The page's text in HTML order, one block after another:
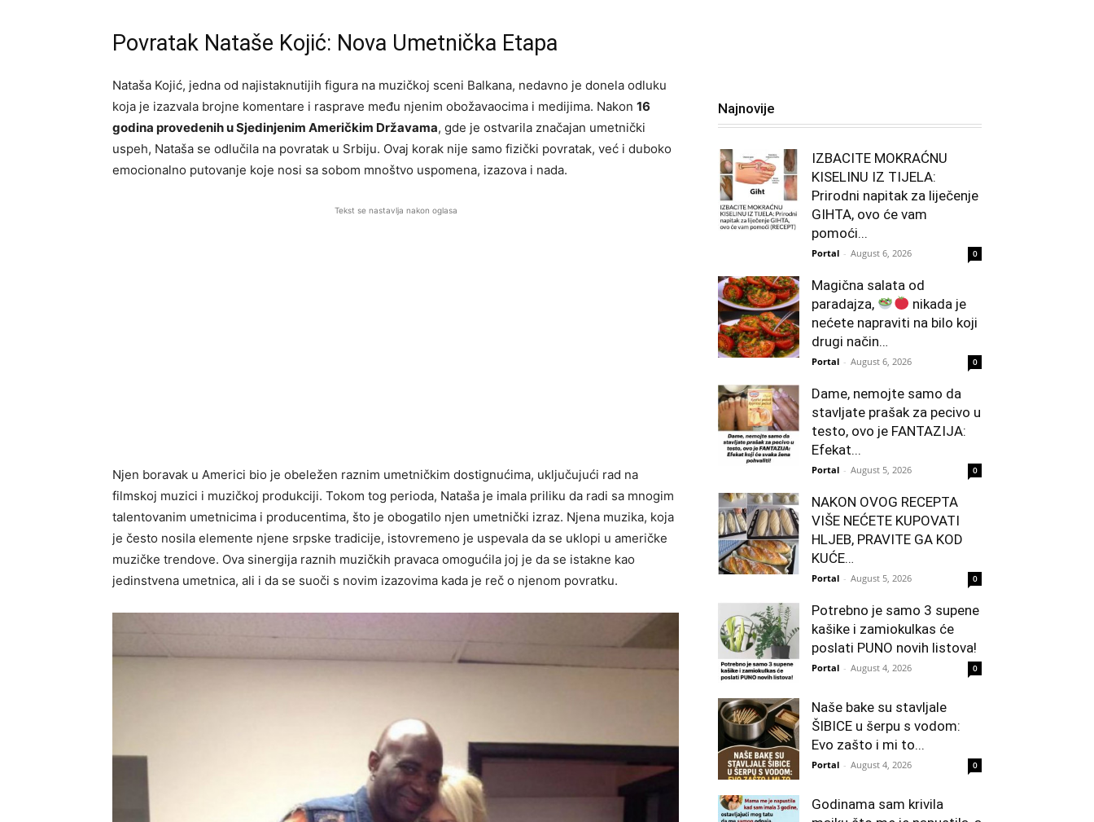
Povratak Nataše Kojić: Nova Umetnička Etapa
Nataša Kojić, jedna od najistaknutijih figura na muzičkoj sceni Balkana, nedavno je donela odluku
koja je izazvala brojne komentare i rasprave među njenim obožavaocima i medijima. Nakon 16
godina provedenih u Sjedinjenim Američkim Državama, gde je ostvarila značajan umetnički
uspeh, Nataša se odlučila na povratak u Srbiju. Ovaj korak nije samo fizički povratak, već i duboko
emocionalno putovanje koje nosi sa sobom mnoštvo uspomena, izazova i nada.
Tekst se nastavlja nakon oglasa
Njen boravak u Americi bio je obeležen raznim umetničkim dostignućima, uključujući rad na
filmskoj muzici i muzičkoj produkciji. Tokom tog perioda, Nataša je imala priliku da radi sa mnogim
talentovanim umetnicima i producentima, što je obogatilo njen umetnički izraz. Njena muzika, koja
je često nosila elemente njene srpske tradicije, istovremeno je uspevala da se uklopi u američke
muzičke trendove. Ova sinergija raznih muzičkih pravaca omogućila joj je da se istakne kao
jedinstvena umetnica, ali i da se suoči s novim izazovima kada je reč o njenom povratku.
Najnovije
IZBACITE MOKRAĆNU
KISELINU IZ TIJELA:
Prirodni napitak za liječenje
GIHTA, ovo će vam
pomoći...
Portal - August 6, 2026 0
Magična salata od
paradajza,
nikada je
nećete napraviti na bilo koji
drugi način…
Portal - August 6, 2026 0
Dame, nemojte samo da
stavljate prašak za pecivo u
testo, ovo je FANTAZIJA:
Efekat...
Portal - August 5, 2026 0
NAKON OVOG RECEPTA
VIŠE NEĆETE KUPOVATI
HLJEB, PRAVITE GA KOD
KUĆE…
Portal - August 5, 2026 0
Potrebno je samo 3 supene
kašike i zamiokulkas će
poslati PUNO novih listova!
Portal - August 4, 2026 0
Naše bake su stavljale
ŠIBICE u šerpu s vodom:
Evo zašto i mi to...
Portal - August 4, 2026 0
Godinama sam krivila